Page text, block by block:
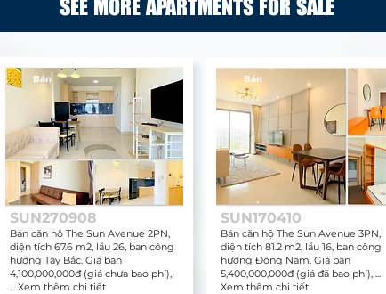
SEE MORE APARTMENTS FOR SALE
Bán
Bán căn hộ The Sun Avenue 2PN,
diện tích 67.6 m2, lầu 26, ban công
hướng Tây Bắc. Giá bán
4,100,000,000đ (giá chưa bao phí),
... Xem thêm chi tiết
SUN270908
Bán
Bán căn hộ The Sun Avenue 3PN,
diện tích 81.2 m2, lầu 16, ban công
hướng Đông Nam. Giá bán
5,400,000,000đ (giá đã bao phí), ...
Xem thêm chi tiết
SUN170410